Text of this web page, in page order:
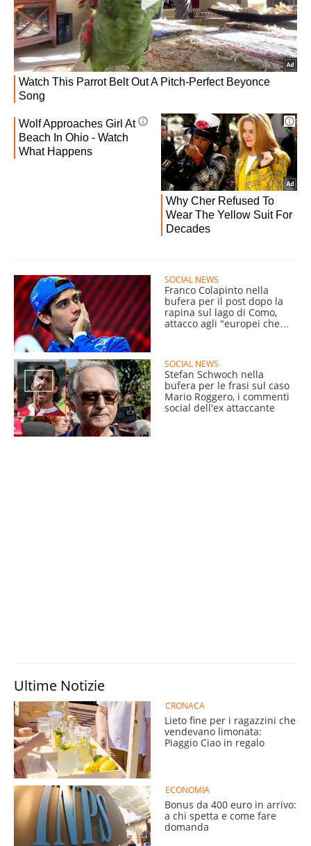
SOCIAL NEWS
Franco Colapinto nella
bufera per il post dopo la
rapina sul lago di Como,
attacco agli "europei che
SOCIAL NEWS
Stefan Schwoch nella
bufera per le frasi sul caso
Mario Roggero, i commenti
social dell'ex attaccante
Ultime Notizie
CRONACA
Lieto fine per i ragazzini che
vendevano limonata:
Piaggio Ciao in regalo
ECONOMIA
Bonus da 400 euro in arrivo:
a chi spetta e come fare
domanda